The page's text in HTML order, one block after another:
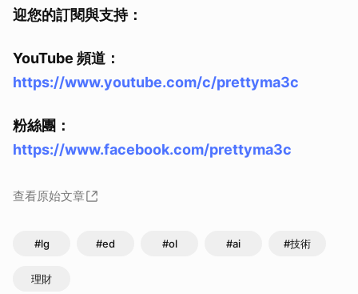
迎您的訂閱與支持：
YouTube 頻道：
https://www.youtube.com/c/prettyma3c
粉絲團：
https://www.facebook.com/prettyma3c
查看原始文章
#lg #ed #ol #ai #技術
理財